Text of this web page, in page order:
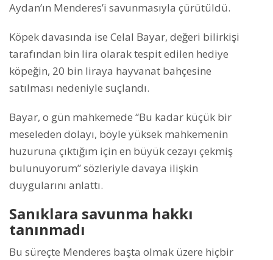
Aydan’ın Menderes’i savunmasıyla çürütüldü.
Köpek davasında ise Celal Bayar, değeri bilirkişi
tarafından bin lira olarak tespit edilen hediye
köpeğin, 20 bin liraya hayvanat bahçesine
satılması nedeniyle suçlandı.
Bayar, o gün mahkemede “Bu kadar küçük bir
meseleden dolayı, böyle yüksek mahkemenin
huzuruna çıktığım için en büyük cezayı çekmiş
bulunuyorum” sözleriyle davaya ilişkin
duygularını anlattı.
Sanıklara savunma hakkı
tanınmadı
Bu süreçte Menderes başta olmak üzere hiçbir